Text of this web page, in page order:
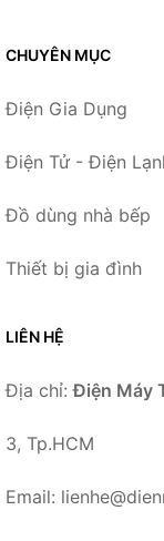
CHUYÊN MỤC
Điện Gia Dụng
Điện Tử - Điện
Đồ dùng nhà bếp
Thiết bị gia đình
LIÊN HỆ
Địa chỉ:Điện Máy
3, Tp.HCM
Email: